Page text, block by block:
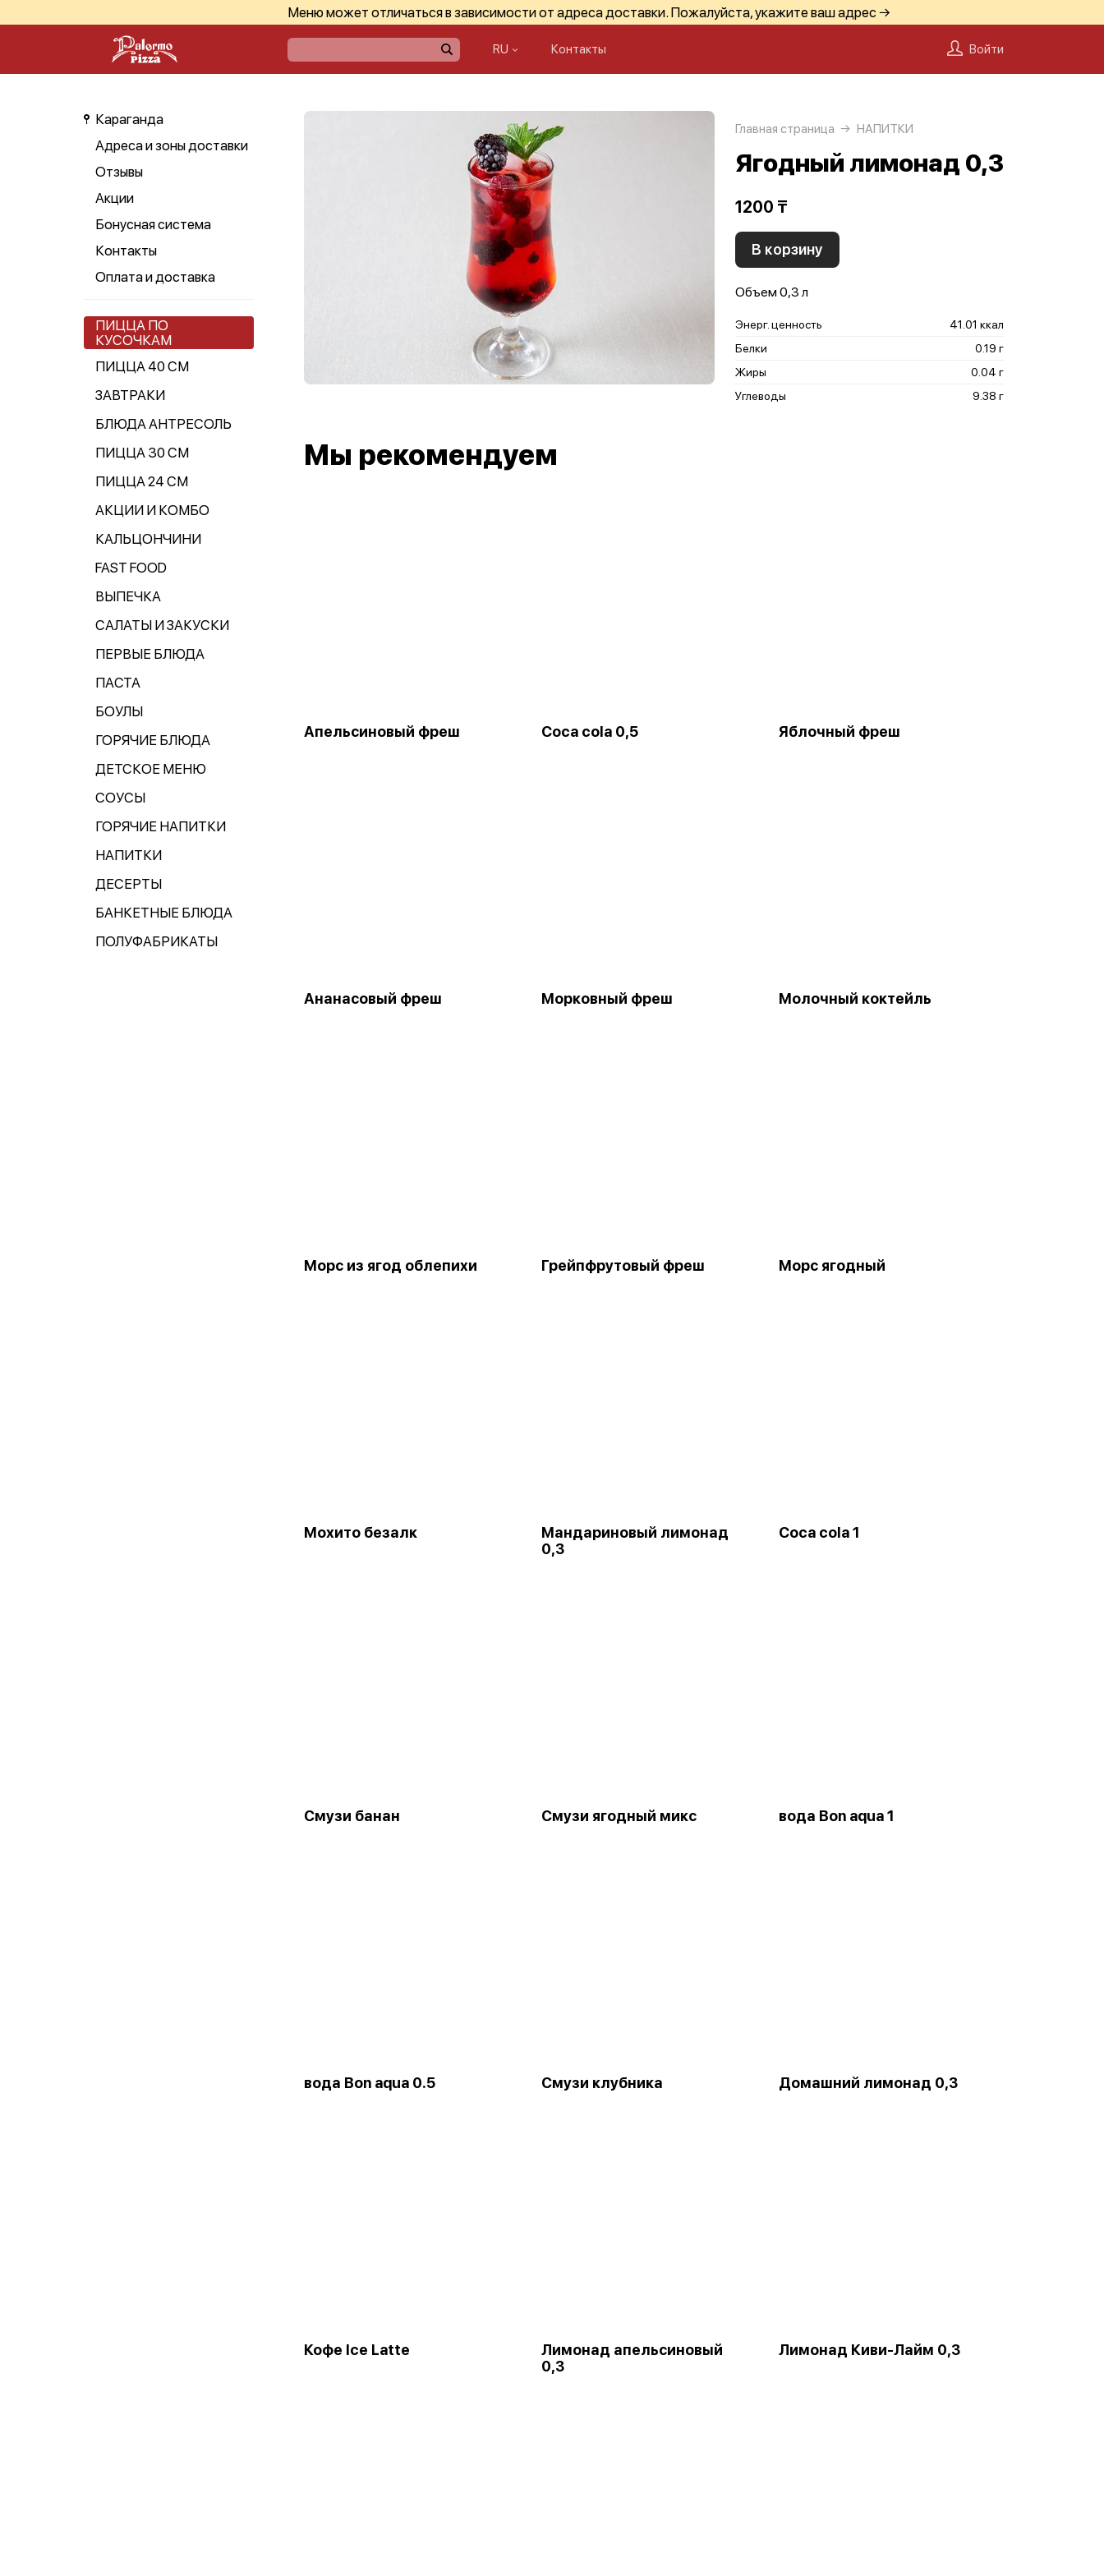
Меню может отличаться в зависимости от адреса доставки. Пожалуйста, укажите ваш адрес →
RU Контакты Войти
Караганда
Адреса и зоны доставки
Отзывы
Акции
Бонусная система
Контакты
Оплата и доставка
ПИЦЦА ПО
КУСОЧКАМ
ПИЦЦА 40 СМ
ЗАВТРАКИ
БЛЮДА АНТРЕСОЛЬ
ПИЦЦА 30 СМ
ПИЦЦА 24 СМ
АКЦИИ И КОМБО
КАЛЬЦОНЧИНИ
FAST FOOD
ВЫПЕЧКА
САЛАТЫ И ЗАКУСКИ
ПЕРВЫЕ БЛЮДА
ПАСТА
БОУЛЫ
ГОРЯЧИЕ БЛЮДА
ДЕТСКОЕ МЕНЮ
СОУСЫ
ГОРЯЧИЕ НАПИТКИ
НАПИТКИ
ДЕСЕРТЫ
БАНКЕТНЫЕ БЛЮДА
ПОЛУФАБРИКАТЫ
Главная страница НАПИТКИ
Ягодный лимонад 0,3
1200 ₸
В корзину
Объем 0,3 л
Энерг. ценность
41.01 ккал
Белки
0.19 г
Жиры
0.04 г
Углеводы
9.38 г
Мы рекомендуем
Апельсиновый фреш Coca cola 0,5 Яблочный фреш
Ананасовый фреш Морковный фреш Молочный коктейль
Морс из ягод облепихи Грейпфрутовый фреш Морс ягодный
Мохито безалк
Мандариновый лимонад
0,3
Coca cola 1
Смузи банан Смузи ягодный микс вода Bon aqua 1
вода Bon aqua 0.5 Смузи клубника Домашний лимонад 0,3
Кофе Ice Latte
Лимонад апельсиновый
0,3
Лимонад Киви-Лайм 0,3